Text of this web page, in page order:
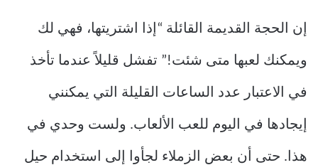
إن الحجة القديمة القائلة “إذا اشتريتها، فهي لك
ويمكنك لعبها متى شئت!” تفشل قليلاً عندما تأخذ
في الاعتبار عدد الساعات القليلة التي يمكنني
إيجادها في اليوم للعب الألعاب. ولست وحدي في
هذا. حتى أن بعض الزملاء لجأوا إلى استخدام حيل